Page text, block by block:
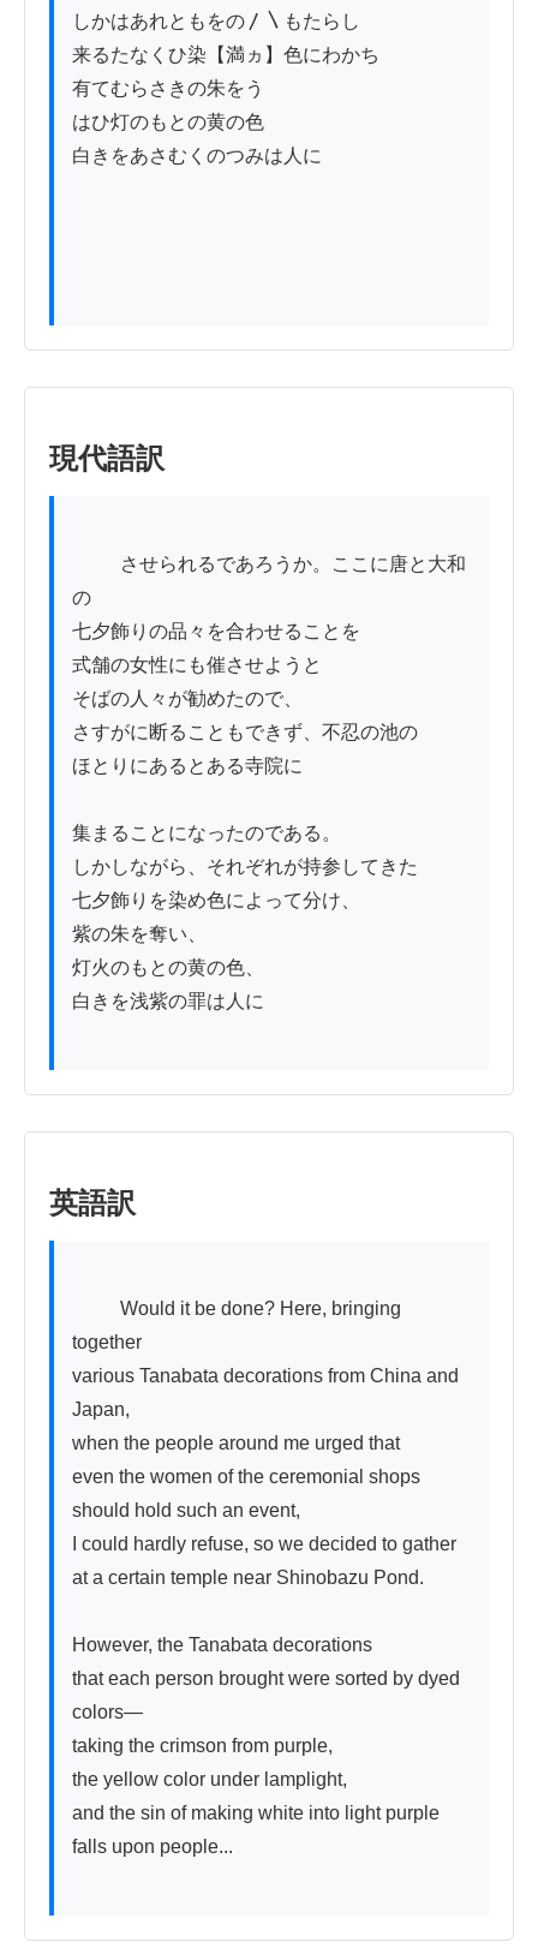
しかはあれともをの〳〵もたらし
来るたなくひ染【満ヵ】色にわかち
有てむらさきの朱をう
はひ灯のもとの黄の色
白きをあさむくのつみは人に
現代語訳
の
七夕飾りの品々を合わせることを
式舗の女性にも催させようと
そばの人々が勧めたので、
さすがに断ることもできず、不忍の池の
ほとりにあるとある寺院に
集まることになったのである。
しかしながら、それぞれが持参してきた
七夕飾りを染め色によって分け、
紫の朱を奪い、
灯火のもとの黄の色、
白きを浅紫の罪は人に
英語訳
together
various Tanabata decorations from China and
Japan,
when the people around me urged that
even the women of the ceremonial shops
should hold such an event,
I could hardly refuse, so we decided to gather
at a certain temple near Shinobazu Pond.
However, the Tanabata decorations
that each person brought were sorted by dyed
colors—
taking the crimson from purple,
the yellow color under lamplight,
and the sin of making white into light purple
falls upon people...